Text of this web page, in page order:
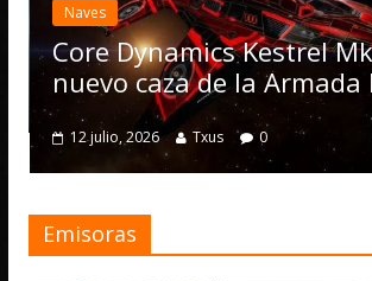
Dynamics Kestrel Mk II: El
caza de la Armada
julio, 2026 Txus 0
Emisoras